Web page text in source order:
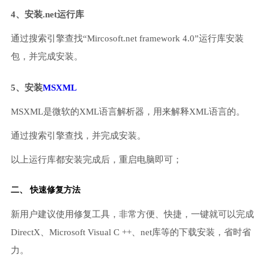
4、安装.net运行库
通过搜索引擎查找“Mircosoft.net framework 4.0”运行库安装
包，并完成安装。
5、安装MSXML
MSXML是微软的XML语言解析器，用来解释XML语言的。
通过搜索引擎查找，并完成安装。
以上运行库都安装完成后，重启电脑即可；
二、 快速修复方法
新用户建议使用修复工具，非常方便、快捷，一键就可以完成
DirectX、Microsoft Visual C ++、net库等的下载安装，省时省
力。